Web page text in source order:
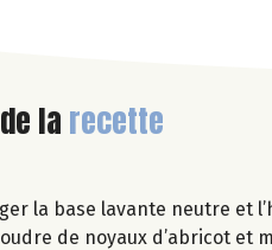
de la recette
la base lavante neutre et
de noyaux d’abricot et